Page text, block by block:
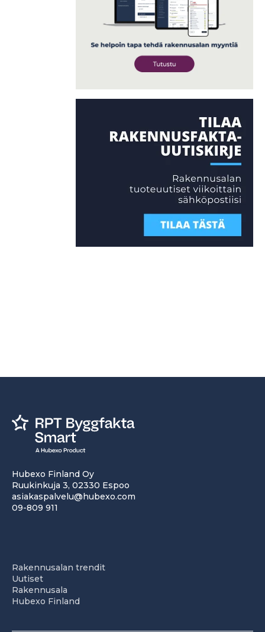
Hubexo Finland Oy
Ruukinkuja 3, 02330 Espoo
asiakaspalvelu@hubexo.com
09-809 911
Rakennusalan trendit
Uutiset
Rakennusala
Hubexo Finland